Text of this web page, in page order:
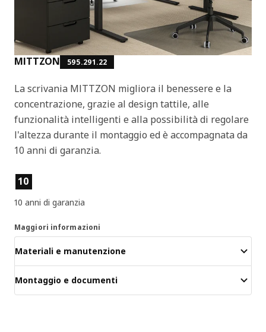
MITTZON 595.291.22
La scrivania MITTZON migliora il benessere e la
concentrazione, grazie al design tattile, alle
funzionalità intelligenti e alla possibilità di regolare
l'altezza durante il montaggio ed è accompagnata da
10 anni di garanzia.
Caratteristiche del prodotto
10
10 anni di garanzia
Maggiori informazioni
Materiali e manutenzione
Montaggio e documenti